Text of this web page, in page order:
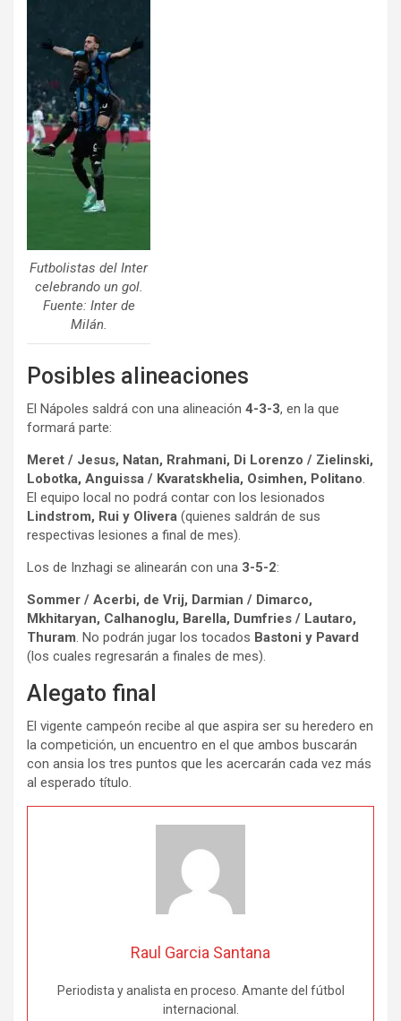
Futbolistas del Inter
celebrando un gol.
Fuente: Inter de
Milán.
Posibles alineaciones
El Nápoles saldrá con una alineación 4-3-3, en la que
formará parte:
Meret / Jesus, Natan, Rrahmani, Di Lorenzo / Zielinski,
Lobotka, Anguissa / Kvaratskhelia, Osimhen, Politano.
El equipo local no podrá contar con los lesionados
Lindstrom, Rui y Olivera (quienes saldrán de sus
respectivas lesiones a final de mes).
Los de Inzhagi se alinearán con una 3-5-2:
Sommer / Acerbi, de Vrij, Darmian / Dimarco,
Mkhitaryan, Calhanoglu, Barella, Dumfries / Lautaro,
Thuram. No podrán jugar los tocados Bastoni y Pavard
(los cuales regresarán a finales de mes).
Alegato final
El vigente campeón recibe al que aspira ser su heredero en
la competición, un encuentro en el que ambos buscarán
con ansia los tres puntos que les acercarán cada vez más
al esperado título.
Raul Garcia Santana
Periodista y analista en proceso. Amante del fútbol
internacional.